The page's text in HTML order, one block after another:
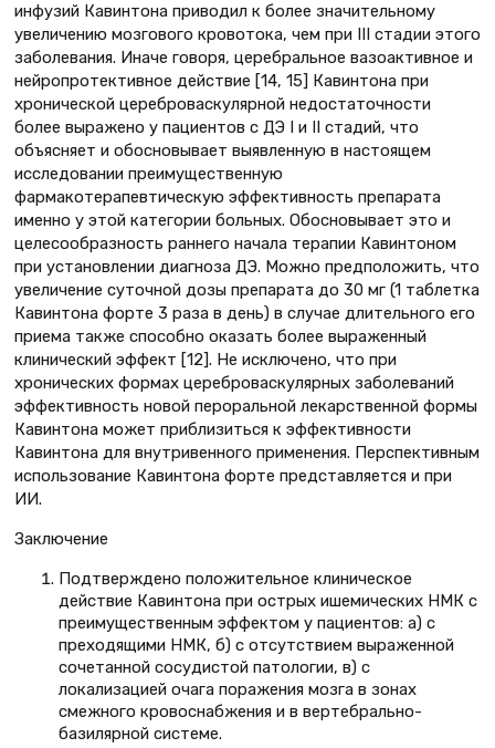
инфузий Кавинтона приводил к более значительному
увеличению мозгового кровотока, чем при III стадии этого
заболевания. Иначе говоря, церебральное вазоактивное и
нейропротективное действие [14, 15] Кавинтона при
хронической цереброваскулярной недостаточности
более выражено у пациентов с ДЭ I и II стадий, что
объясняет и обосновывает выявленную в настоящем
исследовании преимущественную
фармакотерапевтическую эффективность препарата
именно у этой категории больных. Обосновывает это и
целесообразность раннего начала терапии Кавинтоном
при установлении диагноза ДЭ. Можно предположить, что
увеличение суточной дозы препарата до 30 мг (1 таблетка
Кавинтона форте 3 раза в день) в случае длительного его
приема также способно оказать более выраженный
клинический эффект [12]. Не исключено, что при
хронических формах цереброваскулярных заболеваний
эффективность новой пероральной лекарственной формы
Кавинтона может приблизиться к эффективности
Кавинтона для внутривенного применения. Перспективным
использование Кавинтона форте представляется и при
ИИ.
Заключение
Подтверждено положительное клиническое
действие Кавинтона при острых ишемических НМК с
преимущественным эффектом у пациентов: а) с
преходящими НМК, б) с отсутствием выраженной
сочетанной сосудистой патологии, в) с
локализацией очага поражения мозга в зонах
смежного кровоснабжения и в вертебрально-
базилярной системе.